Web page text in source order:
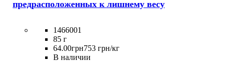
предрасположенных к лишнему весу
1466001
85 г
64.00грн753 грн/кг
В наличии